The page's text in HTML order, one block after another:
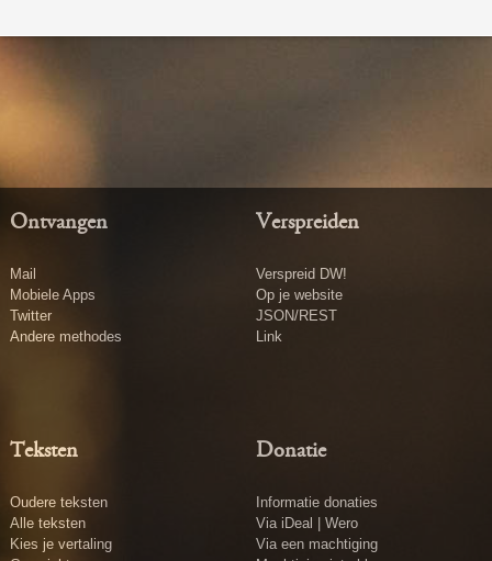
Ontvangen
Mail
Mobiele Apps
Twitter
Andere methodes
Verspreiden
Verspreid DW!
Op je website
JSON/REST
Link
Teksten
Oudere teksten
Alle teksten
Kies je vertaling
Donatie
Informatie donaties
Via iDeal | Wero
Via een machtiging